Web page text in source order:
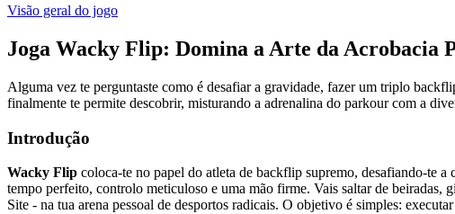
Visão geral do jogo
Joga Wacky Flip: Domina a Arte da Acrobacia
Alguma vez te perguntaste como é desafiar a gravidade, fazer um triplo
finalmente te permite descobrir, misturando a adrenalina do parkour com a
Introdução
Wacky Flip coloca-te no papel do atleta de backflip supremo, desafiando-te
tempo perfeito, controlo meticuloso e uma mão firme. Vais saltar de beiradas,
Site - na tua arena pessoal de desportos radicais. O objetivo é simples: